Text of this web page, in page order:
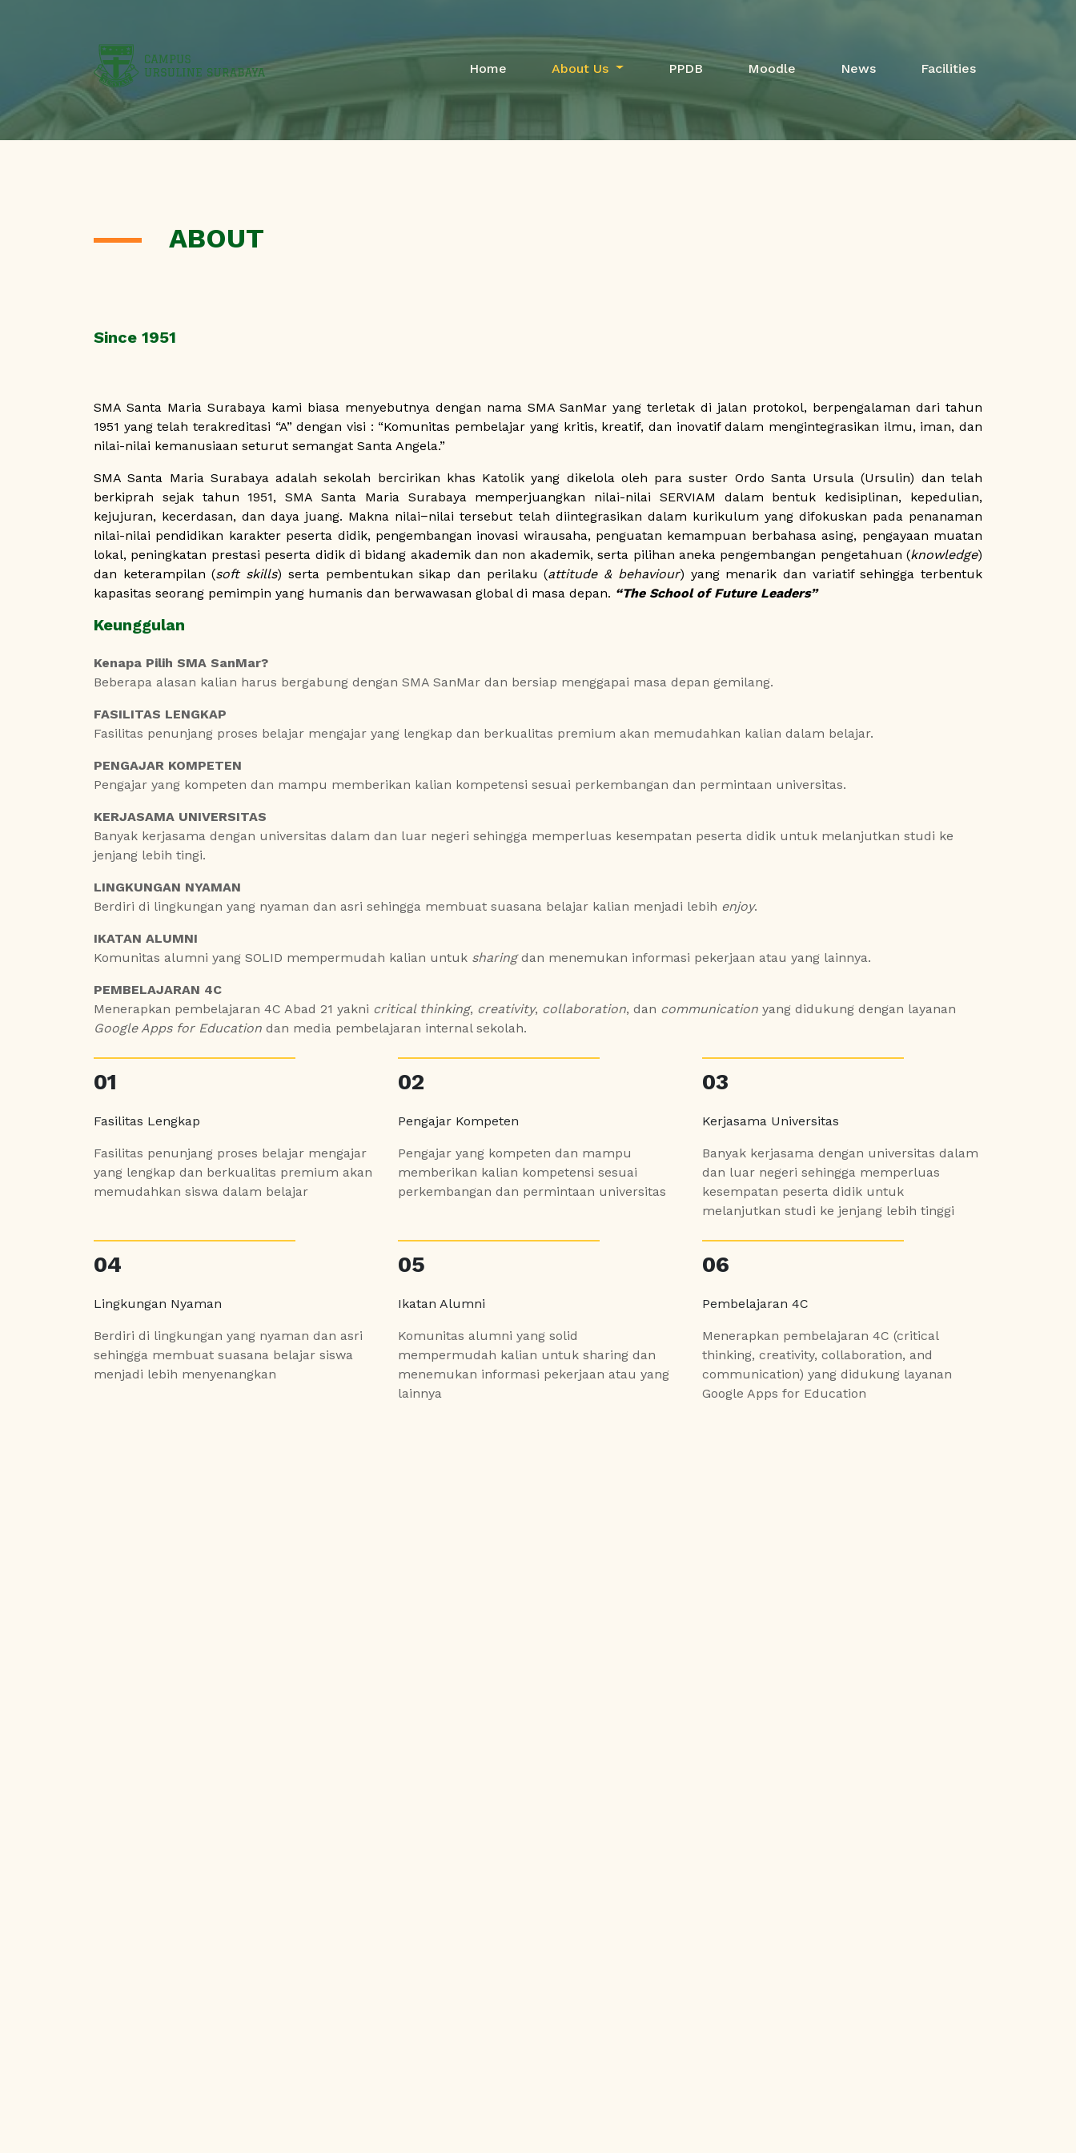
Home About Us PPDB Moodle News Facilities
ABOUT
Since 1951
SMA Santa Maria Surabaya kami biasa menyebutnya dengan nama SMA SanMar yang terletak di jalan protokol, berpengalaman dari tahun
1951 yang telah terakreditasi “A” dengan visi : “Komunitas pembelajar yang kritis, kreatif, dan inovatif dalam mengintegrasikan ilmu, iman, dan
nilai-nilai kemanusiaan seturut semangat Santa Angela.”
SMA Santa Maria Surabaya adalah sekolah bercirikan khas Katolik yang dikelola oleh para suster Ordo Santa Ursula (Ursulin) dan telah
berkiprah sejak tahun 1951, SMA Santa Maria Surabaya memperjuangkan nilai-nilai SERVIAM dalam bentuk kedisiplinan, kepedulian,
kejujuran, kecerdasan, dan daya juang. Makna nilai−nilai tersebut telah diintegrasikan dalam kurikulum yang difokuskan pada penanaman
nilai-nilai pendidikan karakter peserta didik, pengembangan inovasi wirausaha, penguatan kemampuan berbahasa asing, pengayaan muatan
lokal, peningkatan prestasi peserta didik di bidang akademik dan non akademik, serta pilihan aneka pengembangan pengetahuan (knowledge)
dan keterampilan (soft skills) serta pembentukan sikap dan perilaku (attitude & behaviour) yang menarik dan variatif sehingga terbentuk
kapasitas seorang pemimpin yang humanis dan berwawasan global di masa depan. “The School of Future Leaders”
Keunggulan
Kenapa Pilih SMA SanMar?
Beberapa alasan kalian harus bergabung dengan SMA SanMar dan bersiap menggapai masa depan gemilang.
FASILITAS LENGKAP
Fasilitas penunjang proses belajar mengajar yang lengkap dan berkualitas premium akan memudahkan kalian dalam belajar.
PENGAJAR KOMPETEN
Pengajar yang kompeten dan mampu memberikan kalian kompetensi sesuai perkembangan dan permintaan universitas.
KERJASAMA UNIVERSITAS
Banyak kerjasama dengan universitas dalam dan luar negeri sehingga memperluas kesempatan peserta didik untuk melanjutkan studi ke
jenjang lebih tingi.
LINGKUNGAN NYAMAN
Berdiri di lingkungan yang nyaman dan asri sehingga membuat suasana belajar kalian menjadi lebih enjoy.
IKATAN ALUMNI
Komunitas alumni yang SOLID mempermudah kalian untuk sharingdan menemukan informasi pekerjaan atau yang lainnya.
PEMBELAJARAN 4C
Menerapkan pembelajaran 4C Abad 21 yakni critical thinking, creativity, collaboration, dan communication yang didukung dengan layanan
Google Apps for Education dan media pembelajaran internal sekolah.
01
Fasilitas Lengkap
Fasilitas penunjang proses belajar mengajar
yang lengkap dan berkualitas premium akan
memudahkan siswa dalam belajar
02
Pengajar Kompeten
Pengajar yang kompeten dan mampu
memberikan kalian kompetensi sesuai
perkembangan dan permintaan universitas
03
Kerjasama Universitas
Banyak kerjasama dengan universitas dalam
dan luar negeri sehingga memperluas
kesempatan peserta didik untuk
melanjutkan studi ke jenjang lebih tinggi
04
Lingkungan Nyaman
Berdiri di lingkungan yang nyaman dan asri
sehingga membuat suasana belajar siswa
menjadi lebih menyenangkan
05
Ikatan Alumni
Komunitas alumni yang solid
mempermudah kalian untuk sharing dan
menemukan informasi pekerjaan atau yang
lainnya
06
Pembelajaran 4C
Menerapkan pembelajaran 4C (critical
thinking, creativity, collaboration, and
communication) yang didukung layanan
Google Apps for Education